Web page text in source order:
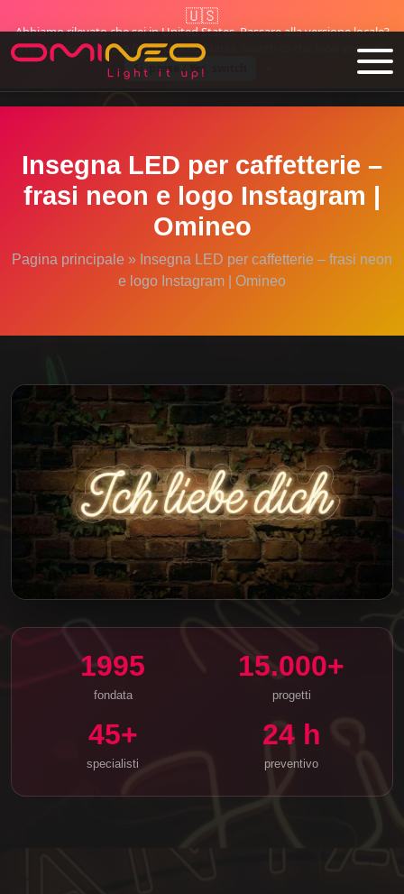
✓ Spedizione gratuita in tutta l'UE
🇺🇸
Abbiamo rilevato che sei in United States. Passare alla versione locale?
We detected you are from: United States. Switch to the local version?
Sì, passa / Yes, switch
Skip to main content
Insegna LED per caffetterie –
frasi neon e logo Instagram |
Omineo
Pagina principale » Insegna LED per caffetterie – frasi neon
e logo Instagram | Omineo
1995
fondata
15.000+
progetti
45+
specialisti
24 h
preventivo